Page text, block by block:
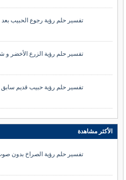
تفسير حلم رؤية رجوع الحبيب بعد
تفسير حلم رؤية الزرع الأخضر و
تفسير حلم رؤية حبيب قديم سابق
الأكثر مشاهدة
تفسير حلم رؤية الصراخ بدون